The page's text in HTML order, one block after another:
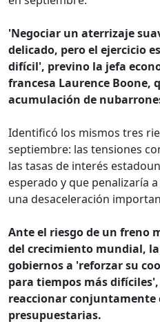
'Negociar un aterrizaje
delicado, pero el ejercicio
difícil', previno la jefa
francesa Laurence Boone,
acumulación de
Identificó los mismos tres
septiembre: las tensiones
las tasas de interés
esperado y que penalizaría
una desaceleración
Ante el riesgo de un freno
del crecimiento mundial, la
gobiernos a 'reforzar su
para tiempos más
reaccionar conjuntamente
presupuestarias.